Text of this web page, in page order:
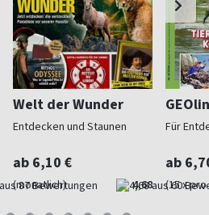
Welt der Wunder
Entdecken und Staunen
ab 6,10 €
(monatlich) 4,68
Für
ab
(15 x